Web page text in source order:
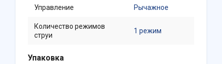
Управление Рычажное
Количество режимов
струи
1 режим
Упаковка